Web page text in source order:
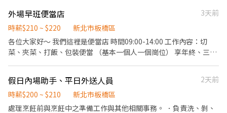
約排 3－5 天 ✨ 兼顧工作與生活 ✨ 班表彈性好安排 📌 實際工作時間
依各門市規定為主。 🤍【薪資制度｜努力看得見】 💰 時薪 205 元起
🔥全勤獎勵直接加薪： ❤️ 80 小時↑ → 210 / 時 ❤️ 100 小時↑ →
215 / 時 ❤️ 150 小時↑ → 220 / 時 ※全勤條件：達 80 小時以上且無
遲到、早退、請假、曠職 ✔ 國定假日 / 停班停課 → 雙倍薪資 ✔ 提
供薪資預支（可申請日週領） ₊· ͟͟͞͞➳❥ 應徵小提醒 ♡
┈┈┈┈┈┈┈┈┈┈┈ ♡ 假日需配合排班 ♡ 餐飲經驗佳（無經
簡單易學，輕鬆上手 ★彈性排班，不怕和課業／生活衝突 ★福利制
度完善，工作氣氛超加分 超人氣職缺熱烈招募中 ✦ ✔ 無經驗可 ✔
況或客訴給主管。 5_按照流程完成開餐、收檯與餐期準備工作。 6_
協助主管執行其他營運支援事項。 - 🎯【排班】 早、晚班輪班 - 年
度特別休假 - 採四周變形工時，每日工時8小時 - 💰【薪資計算】
32,000 - 40,000 - 值班津貼：早班津貼、晚班津貼、空班津貼、大
- 食材豐富，師傅手作員工自助餐點，飲料、咖啡無限暢飲，年節加
菜福利 - 休息室及網路空間 - 更衣室及置物櫃 - 免費制服及洗衣服務
外場早班便當店
3天前
時薪$210 ~ $220
新北市板橋區
各位大家好～ 我們這裡是便當店 時間09:00-14:00 工作內容：切
菜、夾菜、打飯、包裝便當 （基本一個人一個崗位） 享年終、三
假日內場助手、平日外送人員
2天前
時薪$200 ~ $210
新北市板橋區
處理烹飪前與烹飪中之準備工作與其他相關事務。 ．負責洗、剝、